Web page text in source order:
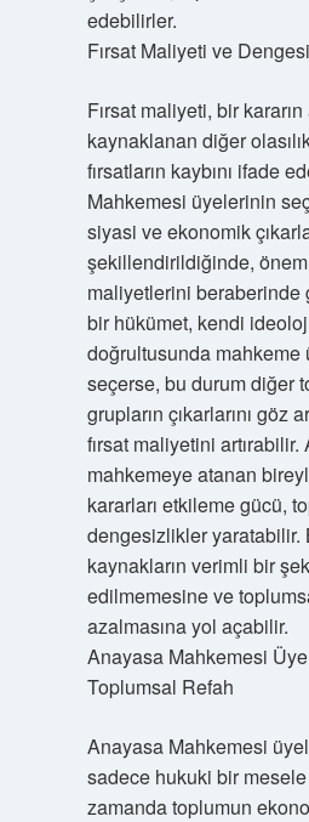
edebilirler.
Fırsat Maliyeti ve
Fırsat maliyeti, bir kararın
kaynaklanan diğer
fırsatların kaybını ifade
Mahkemesi üyelerinin
siyasi ve ekonomik
şekillendirildiğinde,
maliyetlerini beraberinde
bir hükümet, kendi
doğrultusunda mahkeme
seçerse, bu durum diğer
grupların çıkarlarını göz
fırsat maliyetini artırabilir.
mahkemeye atanan
kararları etkileme gücü,
dengesizlikler yaratabilir.
kaynakların verimli bir
edilmemesine ve
azalmasına yol açabilir.
Anayasa Mahkemesi
Toplumsal Refah
Anayasa Mahkemesi
sadece hukuki bir mesele
zamanda toplumun